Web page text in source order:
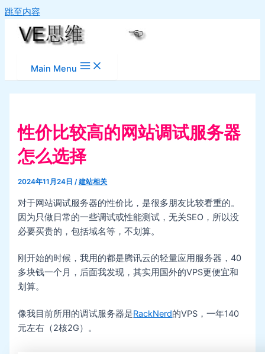
跳至内容
Main Menu
性价比较高的网站调试服务器
怎么选择
2024年11月24日/建站相关
对于网站调试服务器的性价比，是很多朋友比较看重的。
因为只做日常的一些调试或性能测试，无关SEO，所以没
必要买贵的，包括域名等，不划算。
刚开始的时候，我用的都是腾讯云的轻量应用服务器，40
多块钱一个月，后面我发现，其实用国外的VPS更便宜和
划算。
像我目前所用的调试服务器是RackNerd的VPS，一年140
元左右（2核2G）。